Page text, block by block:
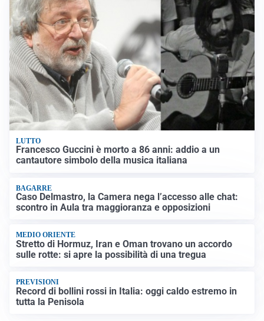
LUTTO
Francesco Guccini è morto a 86 anni: addio a un
cantautore simbolo della musica italiana
BAGARRE
Caso Delmastro, la Camera nega l’accesso alle chat:
scontro in Aula tra maggioranza e opposizioni
MEDIO ORIENTE
Stretto di Hormuz, Iran e Oman trovano un accordo
sulle rotte: si apre la possibilità di una tregua
PREVISIONI
Record di bollini rossi in Italia: oggi caldo estremo in
tutta la Penisola